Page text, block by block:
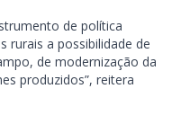
de política
rurais a possibilidade de
de modernização da
produzidos”, reitera